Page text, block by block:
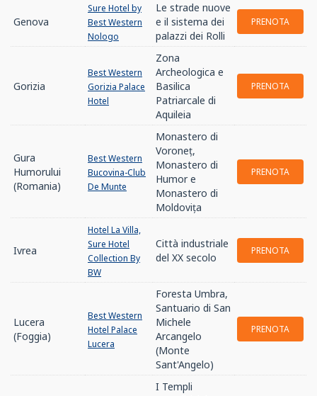
Genova
Sure Hotel by
Best Western
Nologo
Le strade nuove
e il sistema dei
palazzi dei Rolli
PRENOTA
Gorizia
Best Western
Gorizia Palace
Hotel
Zona
Archeologica e
Basilica
Patriarcale di
Aquileia
PRENOTA
Gura
Humorului
(Romania)
Best Western
Bucovina-Club
De Munte
Monastero di
Voroneț,
Monastero di
Humor e
Monastero di
Moldovița
PRENOTA
Ivrea
Hotel La Villa,
Sure Hotel
Collection By
BW
Città industriale
del XX secolo
PRENOTA
Lucera
(Foggia)
Best Western
Hotel Palace
Lucera
Foresta Umbra,
Santuario di San
Michele
Arcangelo
(Monte
Sant'Angelo)
PRENOTA
I Templi